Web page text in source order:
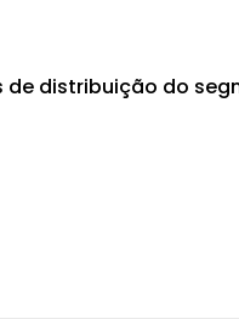
distribuição do